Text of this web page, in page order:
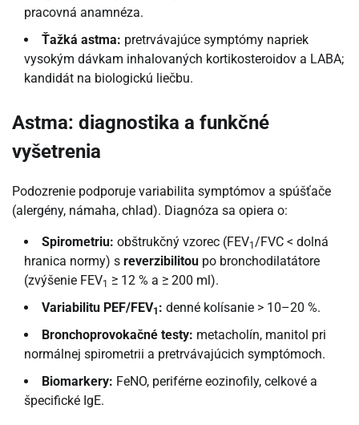
pracovná anamnéza.
Ťažká astma: pretrvávajúce symptómy napriek
vysokým dávkam inhalovaných kortikosteroidov a LABA;
kandidát na biologickú liečbu.
Astma: diagnostika a funkčné
vyšetrenia
Podozrenie podporuje variabilita symptómov a spúšťače
(alergény, námaha, chlad). Diagnóza sa opiera o:
Spirometriu: obštrukčný vzorec (FEV1 /FVC < dolná
hranica normy) s reverzibilitou po bronchodilatátore
(zvýšenie FEV1 ≥ 12 % a ≥ 200 ml).
Variabilitu PEF/FEV1 : denné kolísanie > 10–20 %.
Bronchoprovokačné testy: metacholín, manitol pri
normálnej spirometrii a pretrvávajúcich symptómoch.
Biomarkery: FeNO, periférne eozinofily, celkové a
špecifické IgE.